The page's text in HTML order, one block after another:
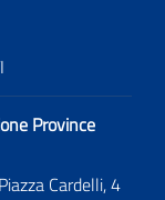
Province
Cardelli, 4